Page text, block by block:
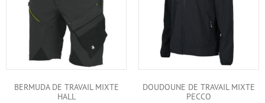
BERMUDA DE TRAVAIL MIXTE
HALL
DOUDOUNE DE TRAVAIL MIXTE
PECCO